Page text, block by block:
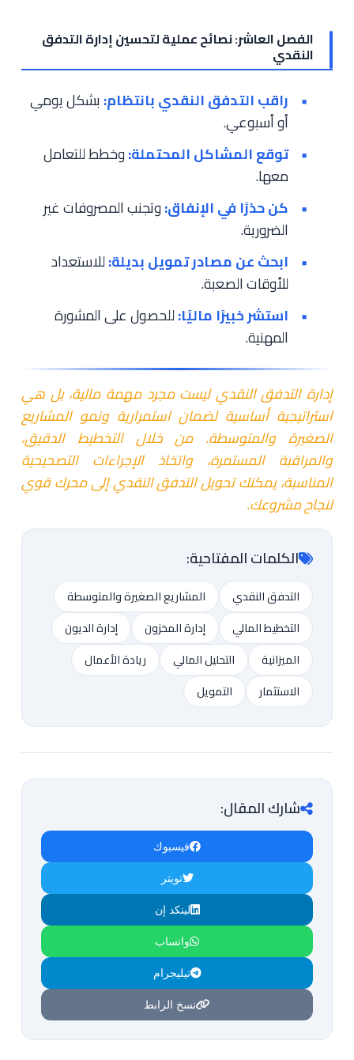
الفصل العاشر: نصائح عملية لتحسين إدارة التدفق
النقدي
راقب التدفق النقدي بانتظام: بشكل يومي
أو أسبوعي.
توقع المشاكل المحتملة:وخطط للتعامل
معها.
كن حذرًا في الإنفاق:وتجنب المصروفات غير
الضرورية.
ابحث عن مصادر تمويل بديلة:للاستعداد
للأوقات الصعبة.
استشر خبيرًا ماليًا:للحصول على المشورة
المهنية.
إدارة التدفق النقدي ليست مجرد مهمة مالية، بل هي
استراتيجية أساسية لضمان استمرارية ونمو المشاريع
الصغيرة والمتوسطة. من خلال التخطيط الدقيق،
والمراقبة المستمرة، واتخاذ الإجراءات التصحيحية
المناسبة، يمكنك تحويل التدفق النقدي إلى محرك قوي
لنجاح مشروعك.
الكلمات المفتاحية:
التدفق النقدي
المشاريع الصغيرة والمتوسطة
التخطيط المالي
إدارة المخزون
إدارة الديون
الميزانية
التحليل المالي
ريادة الأعمال
الاستثمار
التمويل
شارك المقال:
فيسبوك
تويتر
لينكد إن
واتساب
تيليجرام
نسخ الرابط